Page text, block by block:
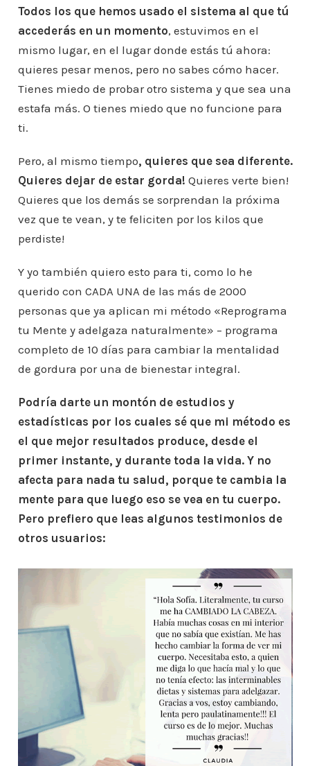
Todos los que hemos usado el sistema al que tú
accederás en un momento, estuvimos en el
mismo lugar, en el lugar donde estás tú ahora:
quieres pesar menos, pero no sabes cómo hacer.
Tienes miedo de probar otro sistema y que sea una
estafa más. O tienes miedo que no funcione para
ti.
Pero, al mismo tiempo, quieres que sea diferente.
Quieres dejar de estar gorda! Quieres verte bien!
Quieres que los demás se sorprendan la próxima
vez que te vean, y te feliciten por los kilos que
perdiste!
Y yo también quiero esto para ti, como lo he
querido con CADA UNA de las más de 2000
personas que ya aplican mi método «Reprograma
tu Mente y adelgaza naturalmente» – programa
completo de 10 días para cambiar la mentalidad
de gordura por una de bienestar integral.
Podría darte un montón de estudios y
estadísticas por los cuales sé que mi método es
el que mejor resultados produce, desde el
primer instante, y durante toda la vida. Y no
afecta para nada tu salud, porque te cambia la
mente para que luego eso se vea en tu cuerpo.
Pero prefiero que leas algunos testimonios de
otros usuarios: